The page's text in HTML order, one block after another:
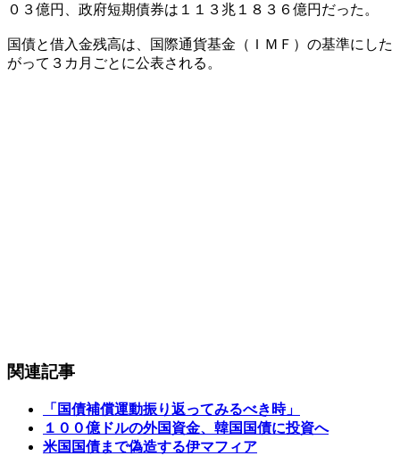
０３億円、政府短期債券は１１３兆１８３６億円だった。
国債と借入金残高は、国際通貨基金（ＩＭＦ）の基準にした
がって３カ月ごとに公表される。
関連記事
「国債補償運動振り返ってみるべき時」
１００億ドルの外国資金、韓国国債に投資へ
米国国債まで偽造する伊マフィア